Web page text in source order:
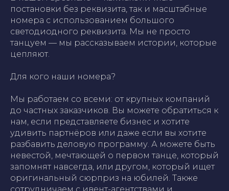
постановки без реквизита, так и масштабные
номера с использованием большого
светодиодного реквизита. Мы не просто
танцуем — мы рассказываем истории, которые
цепляют.
Для кого наши номера?
Мы работаем со всеми: от крупных компаний
до частных заказчиков. Вы можете обратиться к
нам, если представляете бизнес и хотите
удивить партнёров или даже если вы хотите
разбавить деловую программу. А можете быть
невестой, мечтающей о первом танце, который
запомнят навсегда, или другом, который ищет
оригинальный сюрприз на юбилей. Также